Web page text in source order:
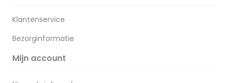
Klantenservice
Bezorginformatie
Mijn account